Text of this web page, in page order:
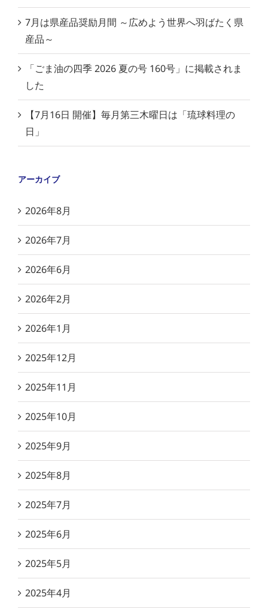
7月は県産品奨励月間 ～広めよう世界へ羽ばたく県
産品～
「ごま油の四季 2026 夏の号 160号」に掲載されま
した
【7月16日 開催】毎月第三木曜日は「琉球料理の
日」
アーカイブ
2026年8月
2026年7月
2026年6月
2026年2月
2026年1月
2025年12月
2025年11月
2025年10月
2025年9月
2025年8月
2025年7月
2025年6月
2025年5月
2025年4月